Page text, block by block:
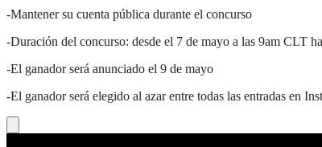
-Mantener su cuenta pública durante el concurso
-Duración del concurso: desde el 7 de mayo a las 9am CLT
-El ganador será anunciado el 9 de mayo
-El ganador será elegido al azar entre todas las entradas en